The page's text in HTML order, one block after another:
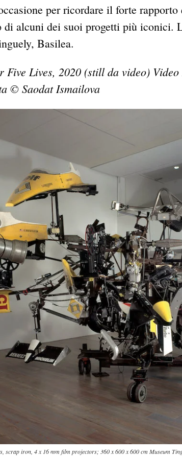
per ricordare il forte
alcuni dei suoi progetti più iconici.
Basilea.
Five Lives, 2020 (still da video)
© Saodat Ismailova
scrap iron, 4 x 16 mm film projectors; 360 x 600 x 600 cm Museum